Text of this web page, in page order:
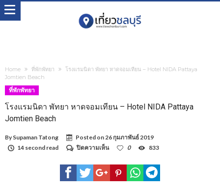
Home ที่พักพัทยา
โรงแรมนิดา พัทยา หาดจอมเทียน – Hotel NIDA Pattaya
Jomtien Beach
ที่พักพัทยา
โรงแรมนิดา พัทยา หาดจอมเทียน – Hotel NIDA Pattaya
Jomtien Beach
By Supaman Tatong Posted on26 กุมภาพันธ์ 2019
14 second read
ปิดความเห็นบน
นิดา
พัทยา
หาด
0 833